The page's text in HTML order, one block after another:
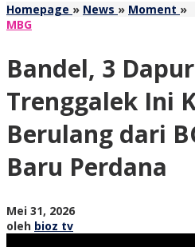
Homepage » News » Moment »
di
MBG
Bandel, 3
Trenggalek Ini
Berulang dari
Baru Perdana
Mei 31, 2026oleh
oleh bioz tv